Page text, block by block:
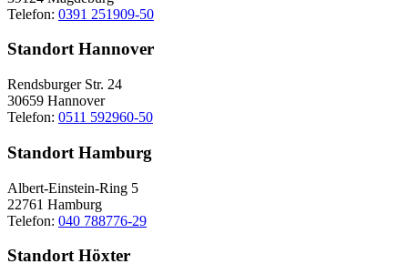
Telefon: 0391 251909-50
Standort Hannover
Rendsburger Str. 24
30659 Hannover
Telefon: 0511 592960-50
Standort Hamburg
Albert-Einstein-Ring 5
22761 Hamburg
Telefon: 040 788776-29
Standort Höxter